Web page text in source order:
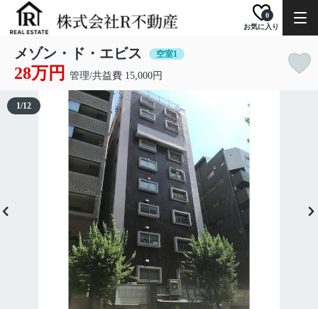
お気に入り
0
メゾン・ド・エビス 空室1
28万円 管理/共益費 15,000円
1/12